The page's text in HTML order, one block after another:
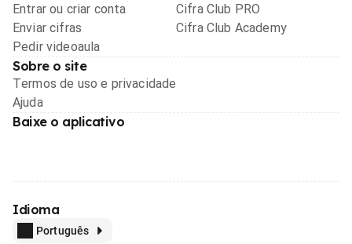
Entrar ou criar conta
Enviar cifras
Pedir videoaula
Cifra Club PRO
Cifra Club Academy
Sobre o site
Termos de uso e privacidade
Ajuda
Baixe o aplicativo
Idioma
Português